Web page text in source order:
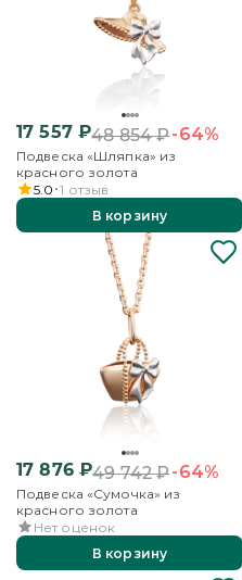
17 557₽48 854₽-64%
Подвеска «Шляпка» из
красного золота
5.0 1 отзыв
В корзину
17 876₽49 742₽-64%
Подвеска «Сумочка» из
красного золота
Нет оценок
В корзину